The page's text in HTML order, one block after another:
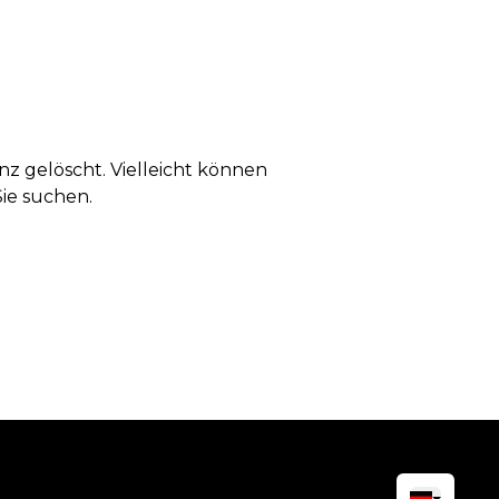
gelöscht. Vielleicht können
suchen.